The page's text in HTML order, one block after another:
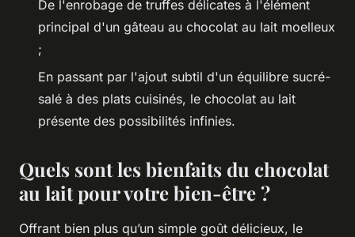
De l'enrobage de truffes délicates à l'élément
principal d'un gâteau au chocolat au lait moelleux
;
En passant par l'ajout subtil d'un équilibre sucré-
salé à des plats cuisinés, le chocolat au lait
présente des possibilités infinies.
Quels sont les bienfaits du chocolat
au lait pour votre bien-être ?
Offrant bien plus qu’un simple goût délicieux, le